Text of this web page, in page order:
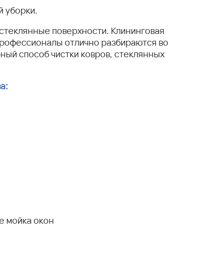
уборки.
поверхности. Клининговая
отлично разбираются во
способ чистки ковров, стеклянных
мойка окон